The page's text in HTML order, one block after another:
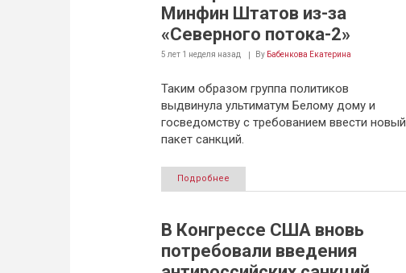
Минфин Штатов из-за
«Северного потока-2»
5 лет 1 неделя назад By Бабенкова Екатерина
Таким образом группа политиков
выдвинула ультиматум Белому дому и
госведомству с требованием ввести новый
пакет санкций.
Подробнее
В Конгрессе США вновь
потребовали введения